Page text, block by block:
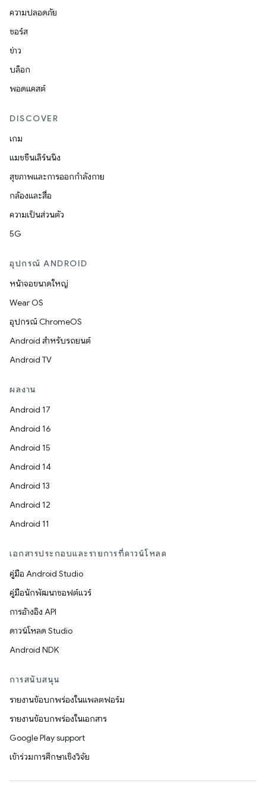
ความปลอดภัย
ซอร์ส
ข่าว
บล็อก
พอดแคสต์
DISCOVER
เกม
แมชชีนเลิร์นนิง
สุขภาพและการออกกำลังกาย
กล้องและสื่อ
ความเป็นส่วนตัว
5G
อุปกรณ์ ANDROID
หน้าจอขนาดใหญ่
Wear OS
อุปกรณ์ ChromeOS
Android สำหรับรถยนต์
Android TV
ผลงาน
Android 17
Android 16
Android 15
Android 14
Android 13
Android 12
Android 11
เอกสารประกอบและรายการที่ดาวน์โหลด
คู่มือ Android Studio
คู่มือนักพัฒนาซอฟต์แวร์
การอ้างอิง API
ดาวน์โหลด Studio
Android NDK
การสนับสนุน
รายงานข้อบกพร่องในแพลตฟอร์ม
รายงานข้อบกพร่องในเอกสาร
Google Play support
เข้าร่วมการศึกษาเชิงวิจัย